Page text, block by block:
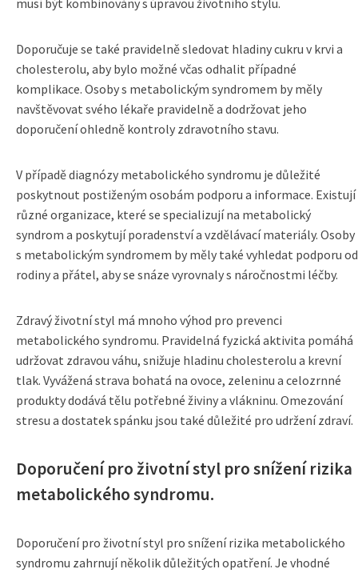
musí být kombinovány s úpravou životního stylu.
Doporučuje se také pravidelně sledovat hladiny cukru v krvi a
cholesterolu, aby bylo možné včas odhalit případné
komplikace. Osoby s metabolickým syndromem by měly
navštěvovat svého lékaře pravidelně a dodržovat jeho
doporučení ohledně kontroly zdravotního stavu.
V případě diagnózy metabolického syndromu je důležité
poskytnout postiženým osobám podporu a informace. Existují
různé organizace, které se specializují na metabolický
syndrom a poskytují poradenství a vzdělávací materiály. Osoby
s metabolickým syndromem by měly také vyhledat podporu od
rodiny a přátel, aby se snáze vyrovnaly s náročnostmi léčby.
Zdravý životní styl má mnoho výhod pro prevenci
metabolického syndromu. Pravidelná fyzická aktivita pomáhá
udržovat zdravou váhu, snižuje hladinu cholesterolu a krevní
tlak. Vyvážená strava bohatá na ovoce, zeleninu a celozrnné
produkty dodává tělu potřebné živiny a vlákninu. Omezování
stresu a dostatek spánku jsou také důležité pro udržení zdraví.
Doporučení pro životní styl pro snížení rizika
metabolického syndromu.
Doporučení pro životní styl pro snížení rizika metabolického
syndromu zahrnují několik důležitých opatření. Je vhodné